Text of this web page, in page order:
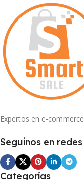
Expertos en e-commerce
Seguinos en redes
Categorías